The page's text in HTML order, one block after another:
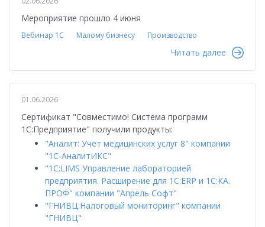
Мероприятие прошло 4 июня
Вебинар 1С Малому бизнесу Производство
Читать далее
01.06.2026
Сертификат "Совместимо! Система программ
1С:Предприятие" получили продукты:
"Аналит: Учет медицинских услуг 8" компании
"1C-АналитИКС"
"1С:LIMS Управление лабораторией
предприятия. Расширение для 1С:ERP и 1С:КА.
ПРОФ" компании "Апрель Софт"
"ГНИВЦ:Налоговый мониторинг" компании
"ГНИВЦ"